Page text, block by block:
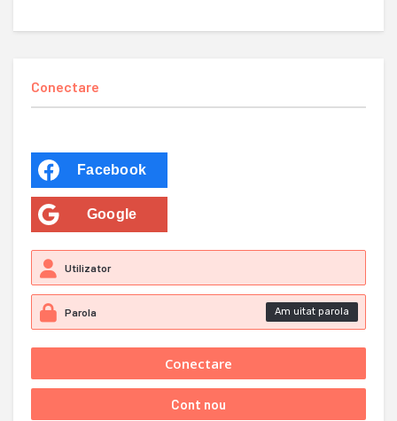
Conectare
Facebook
Google
Am uitat parola